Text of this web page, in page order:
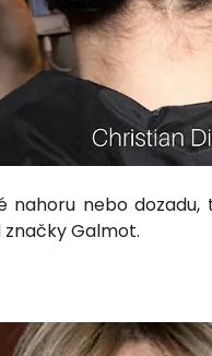
nahoru nebo
značky Galmot.